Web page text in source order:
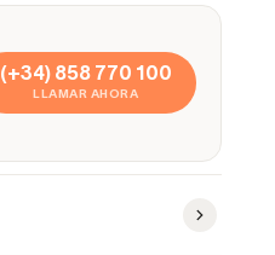
(+34) 858 770 100
LLAMAR AHORA